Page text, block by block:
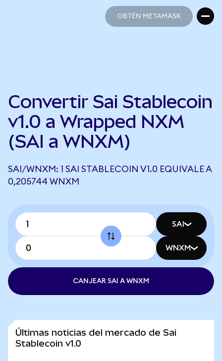
OBTÉN METAMASK
Convertir Sai Stablecoin
v1.0 a Wrapped NXM
(SAI a WNXM)
SAI/WNXM: 1 SAI STABLECOIN V1.0 EQUIVALE A
0,205744 WNXM
SAI
WNXM
CANJEAR SAI A WNXM
Últimas noticias del mercado de Sai
Stablecoin v1.0